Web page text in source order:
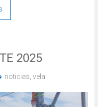
2025
noticias vela